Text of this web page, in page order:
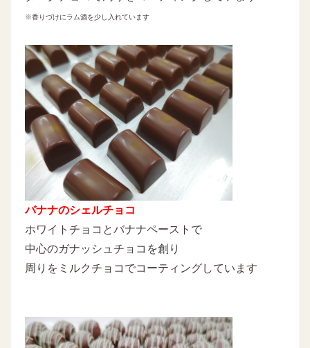
※香りづけにラム酒を少し入れています
バナナのシェルチョコ
ホワイトチョコとバナナペーストで
中心のガナッシュチョコを創り
周りをミルクチョコでコーティングしています